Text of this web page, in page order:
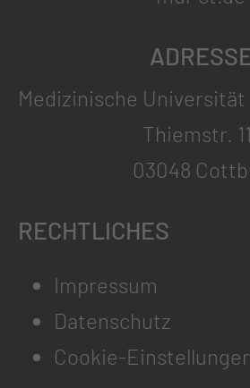
Medizinische
Thiemstr.
03048
RECHTLICHES
Impressum
Datenschutz
Cookie-